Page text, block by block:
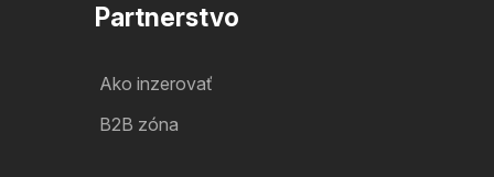
Partnerstvo
Ako inzerovať
B2B zóna